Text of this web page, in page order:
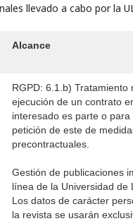
llevado a cabo por la
Alcance
RGPD: 6.1.b) Tratamiento
ejecución de un contrato
interesado es parte o para
petición de este de
precontractuales.
Gestión de publicaciones
línea de la Universidad de
Los datos de carácter
la revista se usarán